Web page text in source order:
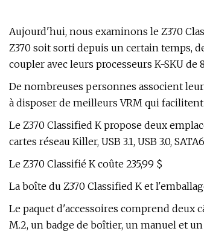
Aujourd'hui, nous examinons le Z370
Z370 soit sorti depuis un certain temps,
coupler avec leurs processeurs K-SKU
De nombreuses personnes associent
à disposer de meilleurs VRM qui
Le Z370 Classified K propose deux
cartes réseau Killer, USB 3.1, USB 3.0,
Le Z370 Classifié K coûte 235,99 $
La boîte du Z370 Classified K et
Le paquet d'accessoires comprend deux
M.2, un badge de boîtier, un manuel et